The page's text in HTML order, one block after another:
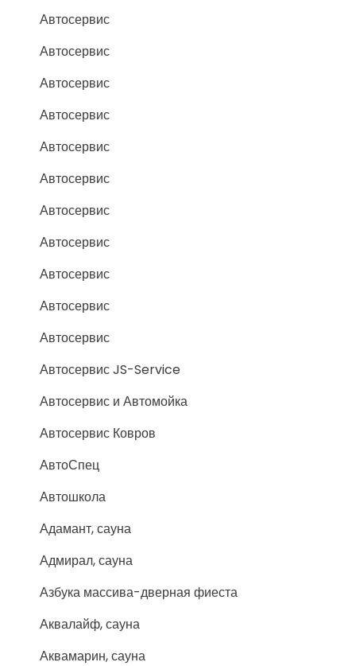
Автосервис
Автосервис
Автосервис
Автосервис
Автосервис
Автосервис
Автосервис
Автосервис
Автосервис
Автосервис
Автосервис
Автосервис JS-Service
Автосервис и Автомойка
Автосервис Ковров
АвтоСпец
Автошкола
Адамант, сауна
Адмирал, сауна
Азбука массива-дверная фиеста
Аквалайф, сауна
Аквамарин, сауна